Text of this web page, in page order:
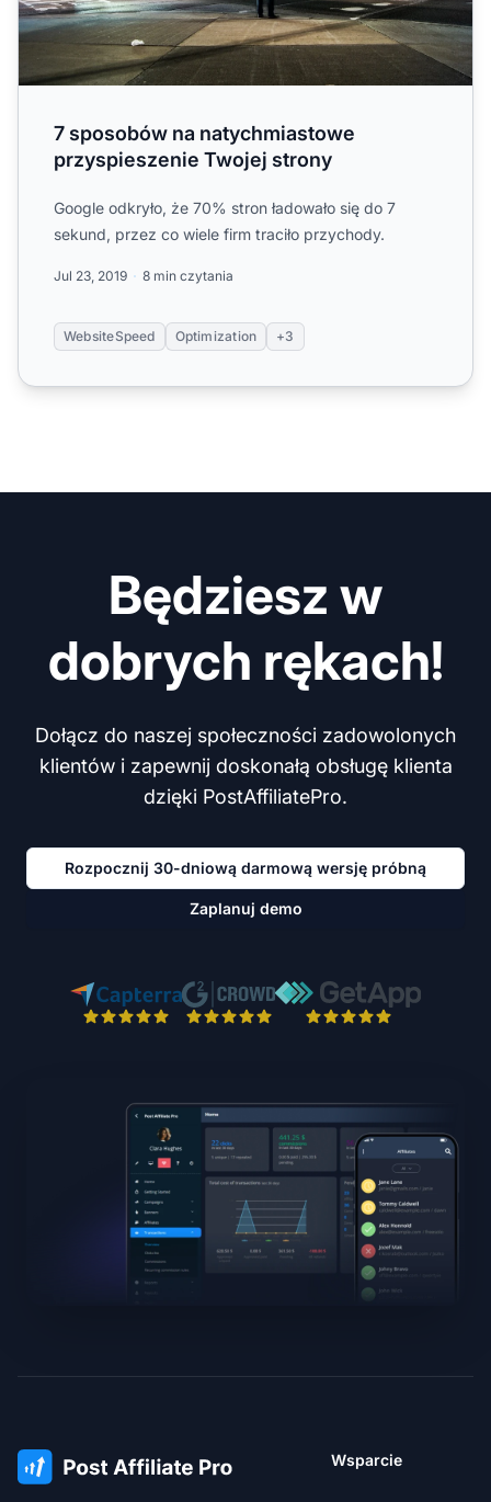
7 sposobów na natychmiastowe
przyspieszenie Twojej strony
Google odkryło, że 70% stron ładowało się do 7
sekund, przez co wiele firm traciło przychody.
Jul 23, 2019 8 min czytania
WebsiteSpeed Optimization +3
Będziesz w
dobrych rękach!
Dołącz do naszej społeczności zadowolonych
klientów i zapewnij doskonałą obsługę klienta
dzięki PostAffiliatePro.
Rozpocznij 30-dniową darmową wersję próbną
Zaplanuj demo
Wsparcie